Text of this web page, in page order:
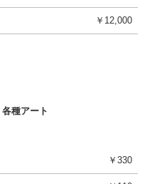
￥12,000
各種アート
￥330